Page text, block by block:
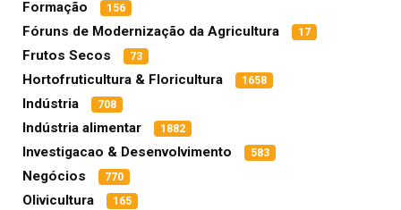
Formação 156
Fóruns de Modernização da Agricultura 17
Frutos Secos 73
Hortofruticultura & Floricultura 1658
Indústria 708
Indústria alimentar 1882
Investigacao & Desenvolvimento 583
Negócios 770
Olivicultura 165